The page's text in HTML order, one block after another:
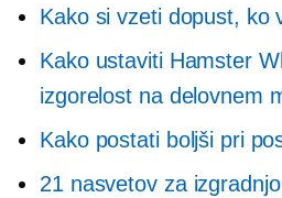
Kako si vzeti dopust, ko
Kako ustaviti Hamster
izgorelost na delovnem
Kako postati boljši pri
21 nasvetov za